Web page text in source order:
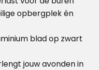
opbergplek én
blad op zwart
jouw avonden in